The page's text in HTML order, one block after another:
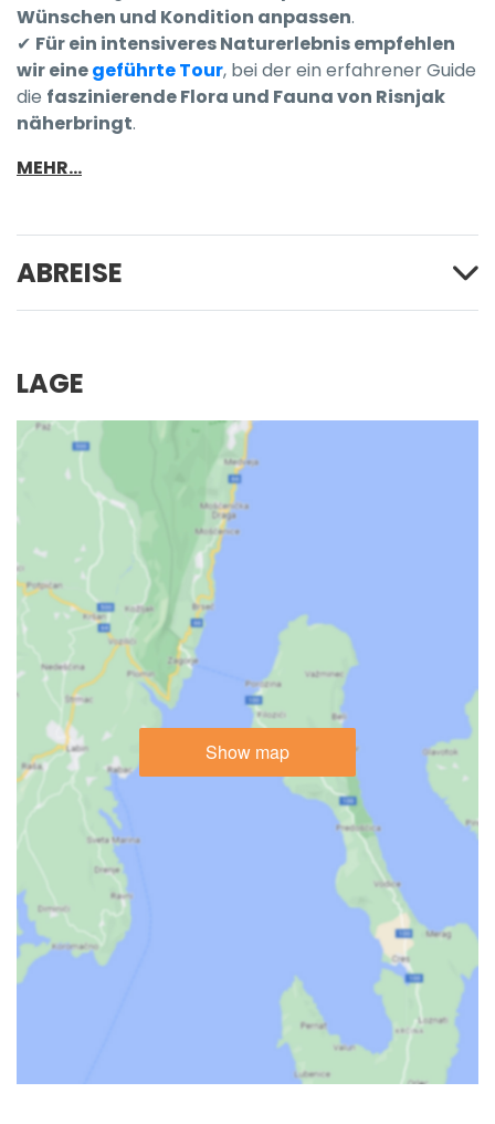
Wünschen und Kondition anpassen.
✔ Für ein intensiveres Naturerlebnis empfehlen
wir einegeführte Tour, bei der ein erfahrener Guide
die faszinierende Flora und Fauna von Risnjak
näherbringt.
MEHR...
ABREISE
LAGE
Show map